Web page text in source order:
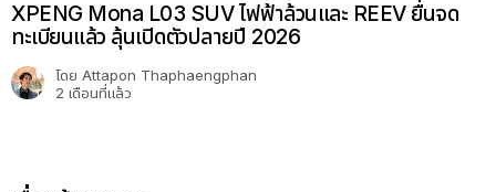
XPENG Mona L03 SUV ไฟฟ้าล้วนและ REEV ยื่นจด
ทะเบียนแล้ว ลุ้นเปิดตัวปลายปี 2026
โดย Attapon Thaphaengphan
2 เดือนที่แล้ว